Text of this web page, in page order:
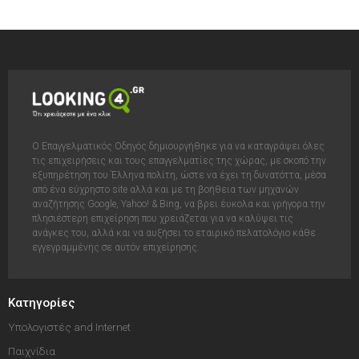
Ο Επαγγελματικός Οδηγός δημιουργήθηκε για να καταγράψει όλες
τις επιχειρήσεις και τους επαγγελματίες της χώρας, με σκοπό την
εξυπηρέτηση του Έλληνα πολίτη, ώστε να έχει τη δυνατόττα, μέσα
από ένα εύχρηστο site αλλά και με τη βοήθεια των μηχανών
αναζήτησης Google, Yahoo! & Bing, να βρει έυκολα και γρήγορα την
πλησιέστερη επιχείρηση που χρειάζεται για να καλύψει τις
ανάγκες του, αλλά και να αυξήσει το εταιρικό πελατολόγιο κάθε
εγγεγραμμένης σε αυτόν επιχείρησης.
Κατηγορίες
Υπολογιστές and Internet
Παιχνίδια